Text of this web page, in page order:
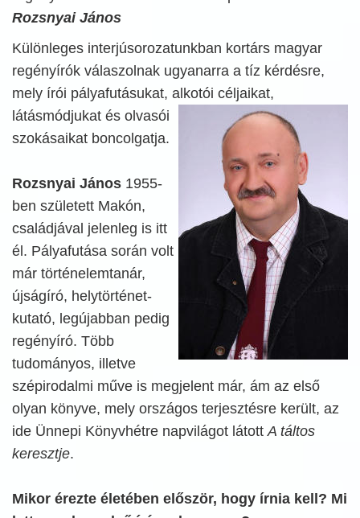
Rozsnyai János
Különleges interjúsorozatunkban kortárs magyar
regényírók válaszolnak ugyanarra a tíz kérdésre,
mely írói pályafutásukat, alkotói céljaikat,
látásmódjukat és olvasói
szokásaikat boncolgatja.
Rozsnyai János 1955-
ben született Makón,
családjával jelenleg is itt
él. Pályafutása során volt
már történelemtanár,
újságíró, helytörténet-
kutató, legújabban pedig
regényíró. Több
tudományos, illetve
szépirodalmi műve is megjelent már, ám az első
olyan könyve, mely országos terjesztésre került, az
ide Ünnepi Könyvhétre napvilágot látottA táltos
keresztje.
Mikor érezte életében először, hogy írnia kell? Mi